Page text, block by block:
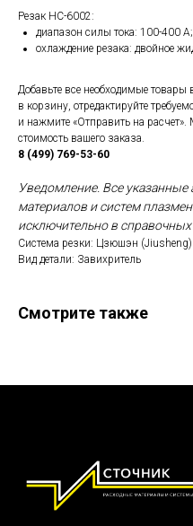
Резак HC-6002:
диапазон силы тока: 100-400 А;
охлаждение резака: двойное
Добавьте все необходимые товары
в корзину, отредактируйте
и нажмите «Отправить на
стоимость вашего заказа.
8 (499) 769-53-60
Уведомление. Все
материалов и систем
исключительно в справочных
Система резки: Цзюшэн (Jiusheng)
Вид детали: Завихритель
Смотрите также